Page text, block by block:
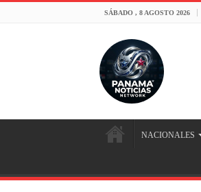
SÁBADO , 8 AGOSTO 2026
NACIONALES